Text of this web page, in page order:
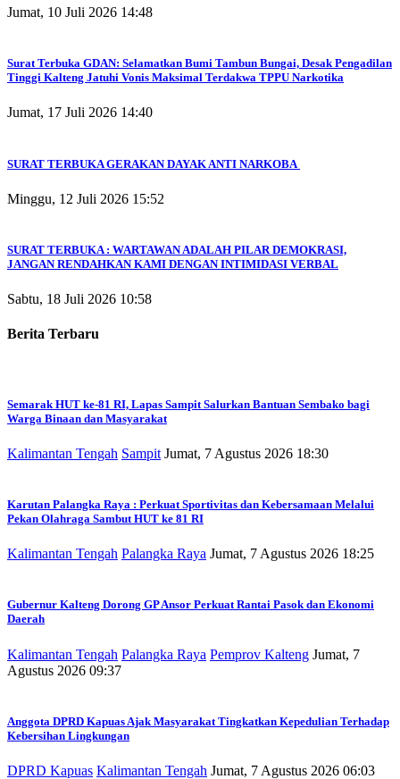
Jumat, 10 Juli 2026 14:48
Surat Terbuka GDAN: Selamatkan Bumi Tambun Bungai, Desak Pengadilan
Tinggi Kalteng Jatuhi Vonis Maksimal Terdakwa TPPU Narkotika
Jumat, 17 Juli 2026 14:40
SURAT TERBUKA GERAKAN DAYAK ANTI NARKOBA
Minggu, 12 Juli 2026 15:52
SURAT TERBUKA : WARTAWAN ADALAH PILAR DEMOKRASI,
JANGAN RENDAHKAN KAMI DENGAN INTIMIDASI VERBAL
Sabtu, 18 Juli 2026 10:58
Berita Terbaru
Semarak HUT ke-81 RI, Lapas Sampit Salurkan Bantuan Sembako bagi
Warga Binaan dan Masyarakat
Kalimantan Tengah Sampit Jumat, 7 Agustus 2026 18:30
Karutan Palangka Raya : Perkuat Sportivitas dan Kebersamaan Melalui
Pekan Olahraga Sambut HUT ke 81 RI
Kalimantan Tengah Palangka Raya Jumat, 7 Agustus 2026 18:25
Gubernur Kalteng Dorong GP Ansor Perkuat Rantai Pasok dan Ekonomi
Daerah
Kalimantan Tengah Palangka Raya Pemprov Kalteng Jumat, 7
Agustus 2026 09:37
Anggota DPRD Kapuas Ajak Masyarakat Tingkatkan Kepedulian Terhadap
Kebersihan Lingkungan
DPRD Kapuas Kalimantan Tengah Jumat, 7 Agustus 2026 06:03